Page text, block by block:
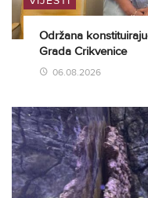
Održana
Grada Crikvenice
06.08.2026